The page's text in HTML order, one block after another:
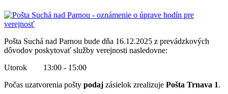
Pošta Suchá nad Parnou bude dňa 16.12.2025 z prevádzkových
dôvodov poskytovať služby verejnosti nasledovne:
Utorok 13:00 - 15:00
Počas uzatvorenia pošty podaj zásielok zrealizuje Pošta Trnava 1.